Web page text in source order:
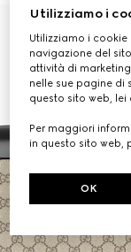
Utilizziamo i
Utilizziamo i
navigazione del
attività di
nelle sue pagine di
questo sito web,
Per maggiori
in questo sito web,
OK